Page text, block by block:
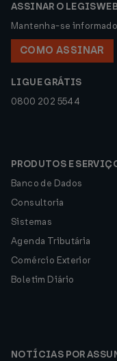
ASSINAR O
Mantenha-se
COMO ASSINAR
LIGUE GRÁTIS
0800 202 5544
PRODUTOS E
Banco de Dados
Consultoria
Sistemas
Agenda Tributária
Comércio Exterior
Boletim Diário
NOTÍCIAS POR